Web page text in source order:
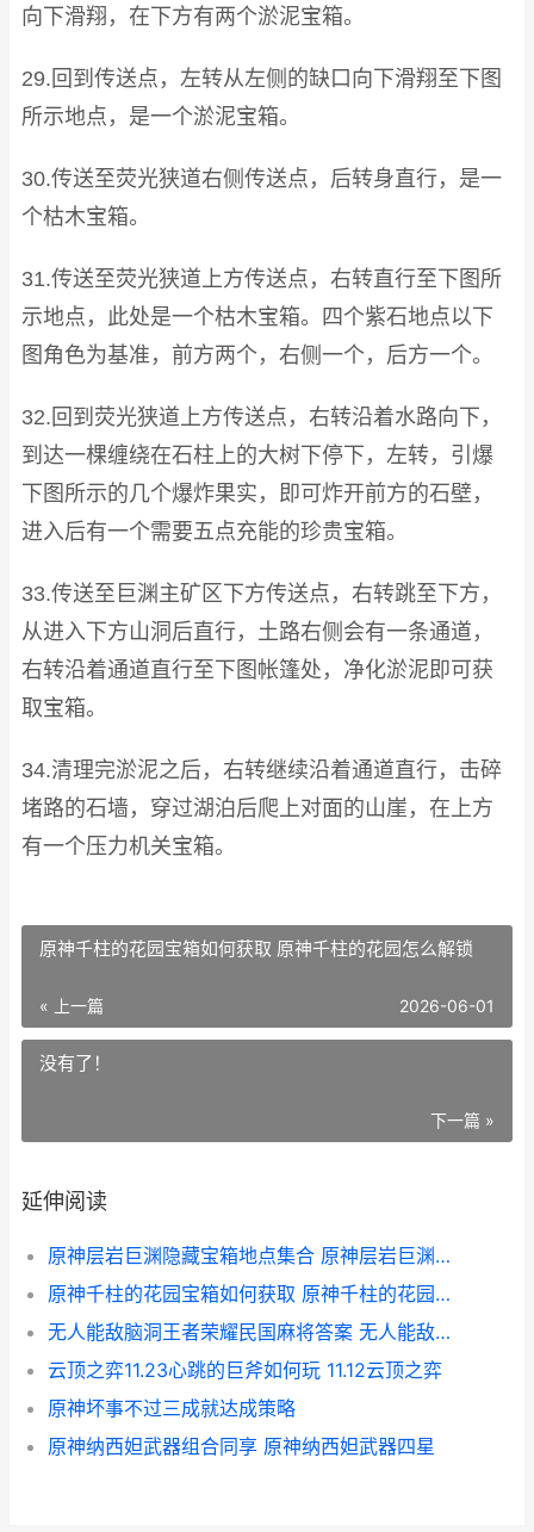
向下滑翔，在下方有两个淤泥宝箱。
29.回到传送点，左转从左侧的缺口向下滑翔至下图
所示地点，是一个淤泥宝箱。
30.传送至荧光狭道右侧传送点，后转身直行，是一
个枯木宝箱。
31.传送至荧光狭道上方传送点，右转直行至下图所
示地点，此处是一个枯木宝箱。四个紫石地点以下
图角色为基准，前方两个，右侧一个，后方一个。
32.回到荧光狭道上方传送点，右转沿着水路向下，
到达一棵缠绕在石柱上的大树下停下，左转，引爆
下图所示的几个爆炸果实，即可炸开前方的石壁，
进入后有一个需要五点充能的珍贵宝箱。
33.传送至巨渊主矿区下方传送点，右转跳至下方，
从进入下方山洞后直行，土路右侧会有一条通道，
右转沿着通道直行至下图帐篷处，净化淤泥即可获
取宝箱。
34.清理完淤泥之后，右转继续沿着通道直行，击碎
堵路的石墙，穿过湖泊后爬上对面的山崖，在上方
有一个压力机关宝箱。
原神千柱的花园宝箱如何获取 原神千柱的花园怎么解锁
« 上一篇 2026-06-01
没有了！
下一篇 »
延伸阅读
原神层岩巨渊隐藏宝箱地点集合 原神层岩巨渊隐藏宝箱
原神千柱的花园宝箱如何获取 原神千柱的花园怎么解锁
无人能敌脑洞王者荣耀民国麻将答案 无人能敌游戏
云顶之弈11.23心跳的巨斧如何玩 11.12云顶之弈
原神坏事不过三成就达成策略
原神纳西妲武器组合同享 原神纳西妲武器四星